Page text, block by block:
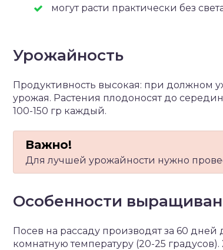
могут расти практически без
Урожайность
Продуктивность высокая: при должном
урожая. Растения плодоносят до
100-150 гр каждый.
Для лучшей урожайности нужно
Особенности
Посев на рассаду производят за 60
комнатную температуру (20-25